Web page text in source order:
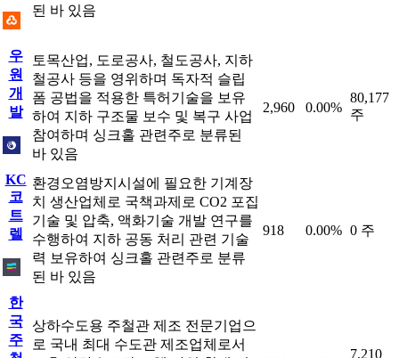
된 바 있음
우
원
개
발
토목산업, 도로공사, 철도공사, 지하
철공사 등을 영위하며 독자적 슬립
폼 공법을 적용한 특허기술을 보유
하여 지하 구조물 보수 및 복구 사업
참여하며 싱크홀 관련주로 분류된
바 있음
2,960 0.00%
80,177
주
KC
코
트
렐
환경오염방지시설에 필요한 기계장
치 생산업체로 국책과제로 CO2 포집
기술 및 압축, 액화기술 개발 연구를
수행하여 지하 공동 처리 관련 기술
력 보유하여 싱크홀 관련주로 분류
된 바 있음
918 0.00% 0 주
한
국
주
상하수도용 주철관 제조 전문기업으
로 국내 최대 수도관 제조업체로서
7,210